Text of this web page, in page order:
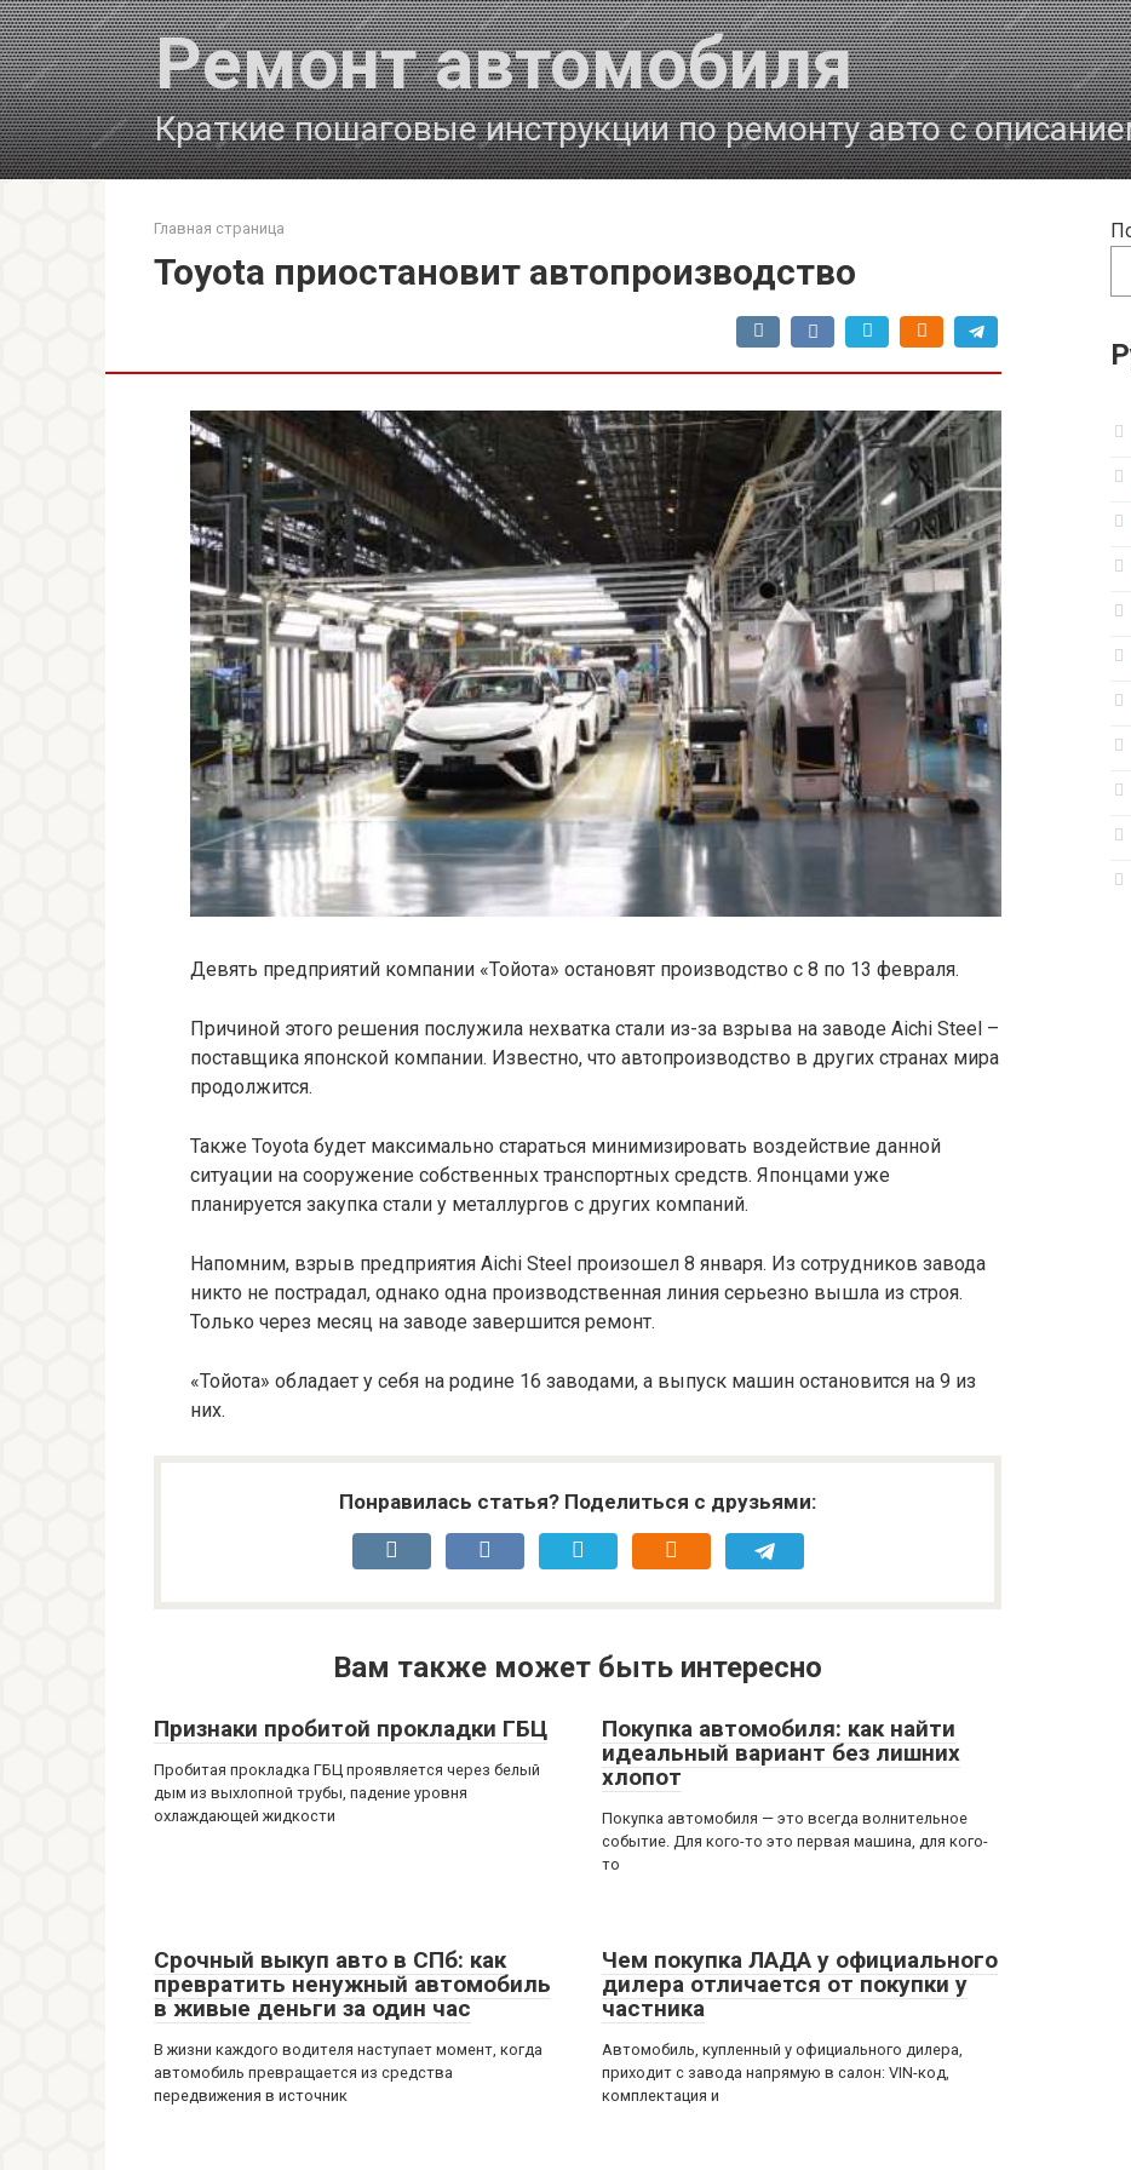
Перейти
к
контенту
Ремонт автомобиля
Краткие пошаговые инструкции по ремонту авто с
Главная страница
Toyota приостановит автопроизводство
Девять предприятий компании «Тойота» остановят производство с 8 по 13 февраля.
Причиной этого решения послужила нехватка стали из-за взрыва на заводе Aichi Steel –
поставщика японской компании. Известно, что автопроизводство в других странах мира
продолжится.
Также Toyota будет максимально стараться минимизировать воздействие данной
ситуации на сооружение собственных транспортных средств. Японцами уже
планируется закупка стали у металлургов с других компаний.
Напомним, взрыв предприятия Aichi Steel произошел 8 января. Из сотрудников завода
никто не пострадал, однако одна производственная линия серьезно вышла из строя.
Только через месяц на заводе завершится ремонт.
«Тойота» обладает у себя на родине 16 заводами, а выпуск машин остановится на 9 из
них.
Понравилась статья? Поделиться с друзьями:
Вам также может быть интересно
Признаки пробитой прокладки ГБЦ
Пробитая прокладка ГБЦ проявляется через белый
дым из выхлопной трубы, падение уровня
охлаждающей жидкости
Покупка автомобиля: как найти
идеальный вариант без лишних
хлопот
Покупка автомобиля — это всегда волнительное
событие. Для кого-то это первая машина, для кого-
то
Срочный выкуп авто в СПб: как
превратить ненужный автомобиль
в живые деньги за один час
В жизни каждого водителя наступает момент, когда
автомобиль превращается из средства
передвижения в источник
Чем покупка ЛАДА у официального
дилера отличается от покупки у
частника
Автомобиль, купленный у официального дилера,
приходит с завода напрямую в салон: VIN-код,
комплектация и